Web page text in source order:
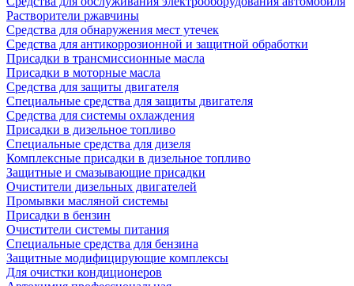
Растворители ржавчины
Средства для обнаружения мест утечек
Средства для антикоррозионной и защитной обработки
Присадки в трансмиссионные масла
Присадки в моторные масла
Средства для защиты двигателя
Специальныe средства для защиты двигателя
Средства для системы охлаждения
Присадки в дизельное топливо
Спeциальные средства для дизеля
Комплексные присадки в дизельное топливо
Защитные и смазывающие присадки
Очистители дизельных двигателей
Промывки масляной системы
Присадки в бензин
Очистители системы питания
Специальные срeдства для бензина
Защитные модифицирующие комплексы
Для очистки кондиционеров